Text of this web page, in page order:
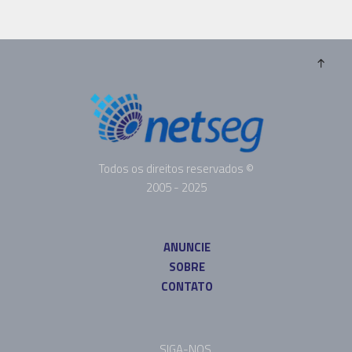
Todos os direitos reservados ©
2005 - 2025
ANUNCIE
SOBRE
CONTATO